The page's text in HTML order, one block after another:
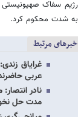
رژیم سفاک صهیونیستی
به شدت محکوم کرد.
خبرهای مرتبط
غرایاق
عربی
نادر
مدت حل